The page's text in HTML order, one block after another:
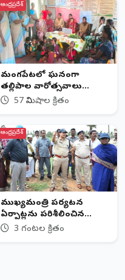
ఆంధ్రప్రదేశ్
మంగపేటలో ఘనంగా
తల్లిపాల వారోత్సవాలు
తల్లిపాలతోనే శిశువులకు
57 నిమిషాల క్రితం
ఆంధ్రప్రదేశ్
ముఖ్యమంత్రి పర్యటన
ఏర్పాట్లను పరిశీలించిన
ఏలూరు జిల్లా కలెక్టర్, ఎస్పీ
3 గంటల క్రితం